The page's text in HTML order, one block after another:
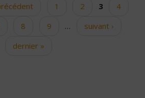
1 2 3
4
8 9 …
suivant ›
dernier »